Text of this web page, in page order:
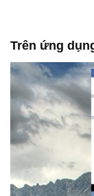
Trên ứng